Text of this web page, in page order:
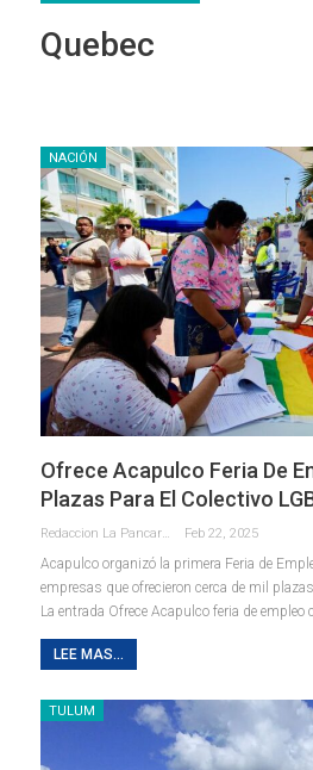
Quebec
NACIÓN
Ofrece Acapulco Feria De
Plazas Para El Colectivo
Redaccion La Pancarta De Quintana Roo Feb 22, 2025
Acapulco organizó la primera Feria de
empresas que ofrecieron cerca de mil
La entrada Ofrece Acapulco feria de empleo
LEE MAS...
TULUM